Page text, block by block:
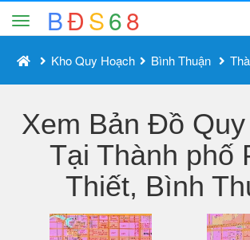
BĐS68
Kho Quy Hoạch Bình Thuận
Xem Bản Đồ
Tại Thành phố
Thiết, Bình